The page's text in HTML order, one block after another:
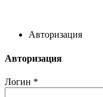
Авторизация
Авторизация
Логин *